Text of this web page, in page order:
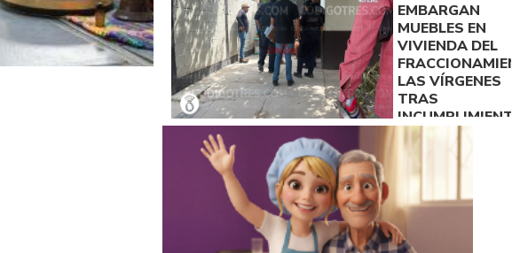
EMBARGAN
MUEBLES EN
VIVIENDA DEL
LAS VÍRGENES
TRAS
DE ACUERDO
DE PAGO